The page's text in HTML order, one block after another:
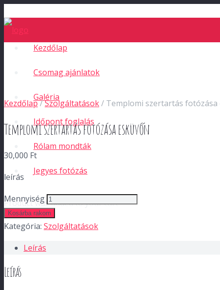
Kezdőlap
Csomag ajánlatok
Galéria
Időpont foglalás
Rólam mondták
Jegyes fotózás
Productwas added to your cart
Kezdőlap/Szolgáltatások/ Templomi szertartás fotózása
Templomi szertartás fotózása esküvőn
30,000 Ft
leírás
Mennyiség
Kosárba rakom
Kategória: Szolgáltatások
Leírás
Leírás